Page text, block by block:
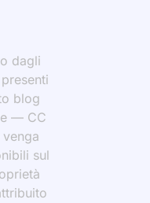
dagli
blog
— CC
sul